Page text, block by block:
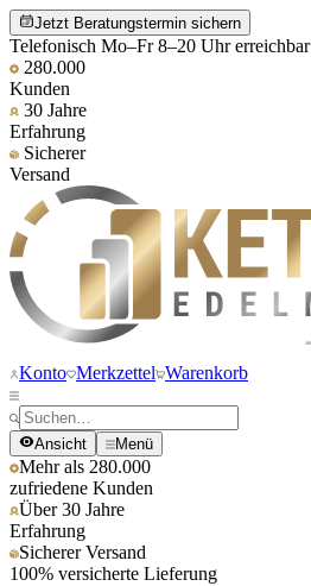
Jetzt Beratungstermin sichern
Telefonisch Mo–Fr 8–20 Uhr erreichbar
280.000
Kunden
30 Jahre
Erfahrung
Sicherer
Versand
Konto Merkzettel Warenkorb
Ansicht Menü
Mehr als 280.000
zufriedene Kunden
Über 30 Jahre
Erfahrung
Sicherer Versand
100% versicherte Lieferung